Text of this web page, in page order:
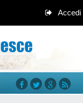
Accedi